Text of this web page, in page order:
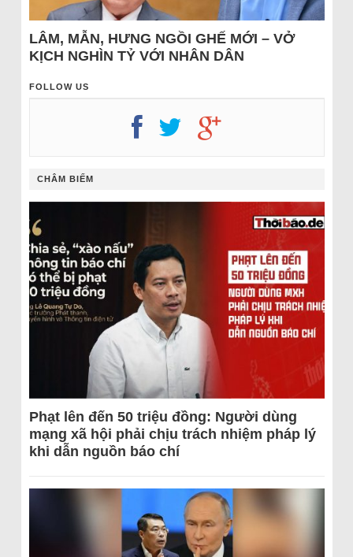
LÂM, MẪN, HƯNG NGỒI GHẾ MỚI – VỞ
KỊCH NGHÌN TỶ VỚI NHÂN DÂN
FOLLOW US
CHÂM BIẾM
Phạt lên đến 50 triệu đồng: Người dùng
mạng xã hội phải chịu trách nhiệm pháp lý
khi dẫn nguồn báo chí